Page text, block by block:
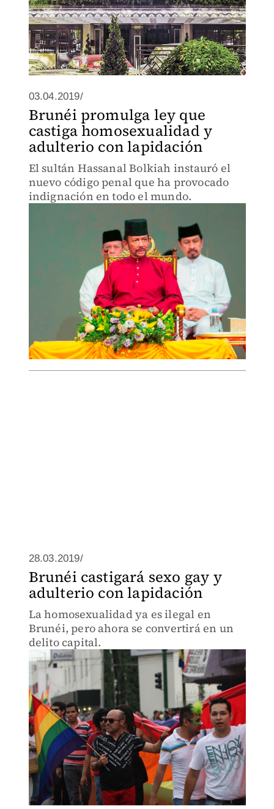
03.04.2019/
Brunéi promulga ley que
castiga homosexualidad y
adulterio con lapidación
El sultán Hassanal Bolkiah instauró el
nuevo código penal que ha provocado
indignación en todo el mundo.
28.03.2019/
Brunéi castigará sexo gay y
adulterio con lapidación
La homosexualidad ya es ilegal en
Brunéi, pero ahora se convertirá en un
delito capital.